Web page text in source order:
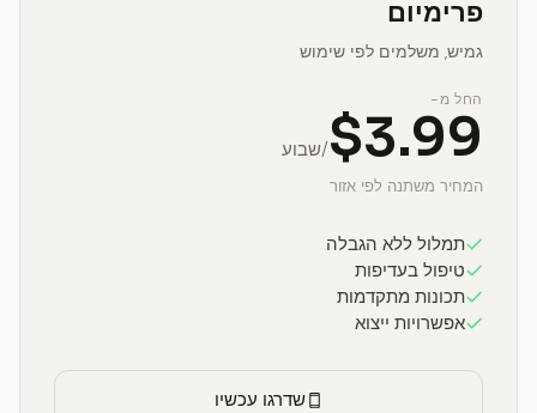
פרימיום
גמיש, משלמים לפי שימוש
החל מ-
$3.99/שבוע
המחיר משתנה לפי אזור
תמלול ללא הגבלה
טיפול בעדיפות
תכונות מתקדמות
אפשרויות ייצוא
שדרגו עכשיו